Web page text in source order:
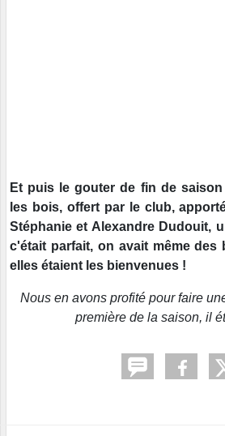
Et puis le gouter de fin de
les bois, offert par le club,
Stéphanie et Alexandre Dudouit,
c'était parfait, on avait même des
elles étaient les bienvenues !
Nous en avons profité pour faire
première de la saison, il